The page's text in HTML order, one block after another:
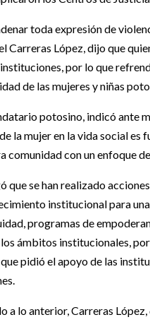
toda expresión de
Carreras López, dijo que
por lo que
de las mujeres y niñas
potosino, indicó ante
la mujer en la vida social
comunidad con un enfoque
que se han realizado
institucional para
programas de
ámbitos institucionales,
pidió el apoyo de las
a lo anterior, Carreras